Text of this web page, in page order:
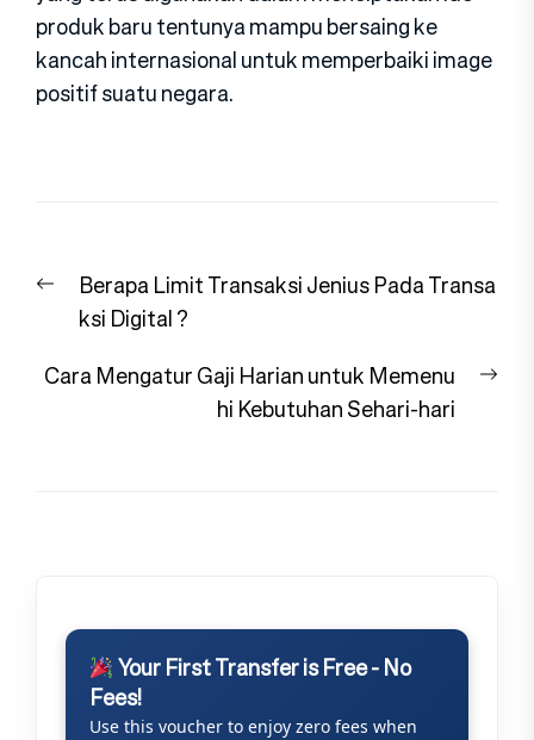
produk baru tentunya mampu bersaing ke
kancah internasional untuk memperbaiki image
positif suatu negara.
pos
Previous
post:
Berapa Limit Transaksi Jenius Pada Transa
ksi Digital ?
Cara Mengatur Gaji Harian untuk Memenu
hi Kebutuhan Sehari-hari
Your First Transfer is Free - No
Fees!
Use this voucher to enjoy zero fees when